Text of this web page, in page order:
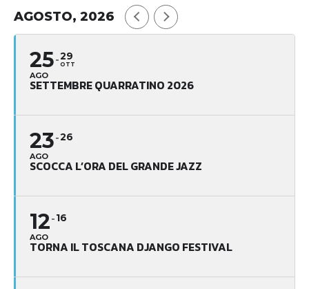
AGOSTO, 2026
25
AGO
29
OTT
SETTEMBRE QUARRATINO 2026
23
AGO
26
SCOCCA L’ORA DEL GRANDE JAZZ
12
AGO
16
TORNA IL TOSCANA DJANGO FESTIVAL